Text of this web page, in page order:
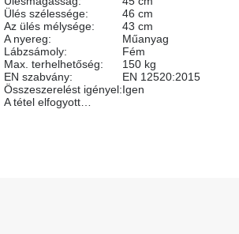
Woodman
kedvezményesen
Anyák
napja
Ülés szélessége:
46 cm
Az ülés mélysége:
43 cm
A nyereg:
Műanyag
Lábzsámoly:
Fém
Max. terhelhetőség:
150 kg
EN szabvány:
EN 12520:2015
Összeszerelést igényel:Igen
A tétel elfogyott…